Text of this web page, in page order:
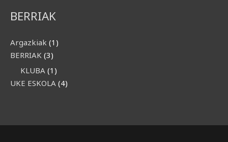
BERRIAK
Argazkiak (1)
BERRIAK (3)
KLUBA (1)
UKE ESKOLA (4)